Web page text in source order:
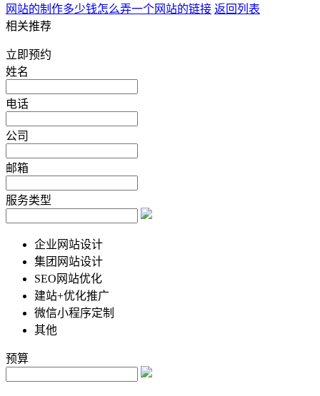
网站的制作多少钱怎么弄一个网站的链接 返回列表
相关推荐
立即预约
姓名
电话
公司
邮箱
服务类型
企业网站设计
集团网站设计
SEO网站优化
建站+优化推广
微信小程序定制
其他
预算